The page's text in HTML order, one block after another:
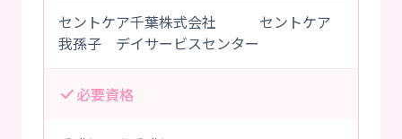
セントケア千葉株式会社 セントケア
我孫子 デイサービスセンター
必要資格